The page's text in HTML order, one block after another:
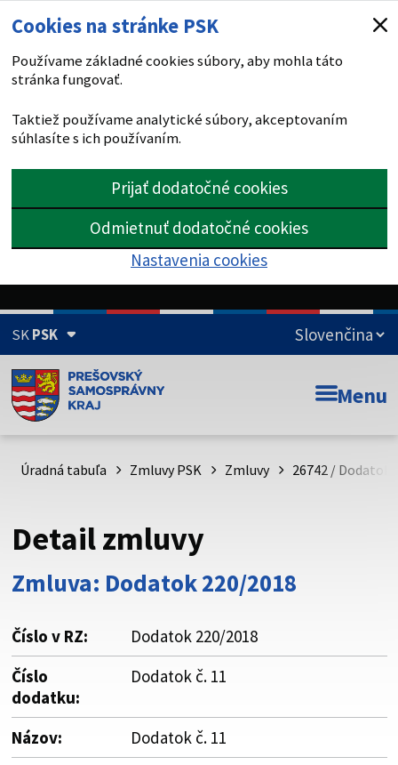
Cookies na stránke PSK
Používame základné cookies súbory, aby mohla táto
stránka fungovať.
Taktiež používame analytické súbory, akceptovaním
súhlasíte s ich používaním.
Prijať dodatočné cookies
Odmietnuť dodatočné cookies
Nastavenia cookies
SKPSK
Doména psk.sk je oficiálna
Toto je oficiálna webová stránka Prešovského
psk.sk.
Buďte pozorní a vždy sa uistite, že zdieľate informácie iba
cez zabezpečenú webovú stránku. Zabezpečená stránka
vždy začína https:// pred názvom domény webového sídla.
Menu
Úradná tabuľa Zmluvy PSK Zmluvy 26742 / Dodatok
Detail zmluvy
Zmluva: Dodatok 220/2018
Číslo v RZ:
Dodatok 220/2018
Číslo
dodatku:
Dodatok č. 11
Názov:
Dodatok č. 11